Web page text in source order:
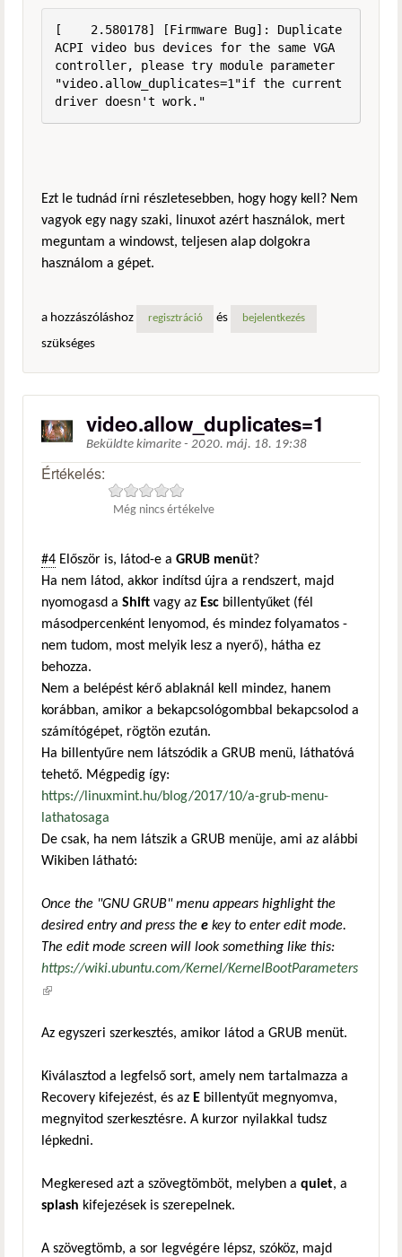
[    2.580178] [Firmware Bug]: Duplicate
ACPI video bus devices for the same VGA
controller, please try module parameter
"video.allow_duplicates=1"if the current
driver doesn't work."
Ezt le tudnád írni részletesebben, hogy hogy kell? Nem
vagyok egy nagy szaki, linuxot azért használok, mert
meguntam a windowst, teljesen alap dolgokra
használom a gépet.
a hozzászóláshoz regisztráció és bejelentkezés
szükséges
video.allow_duplicates=1
Beküldte kimarite - 2020. máj. 18. 19:38
Értékelés:
Még nincs értékelve
#4 Először is, látod-e a GRUB menüt?
Ha nem látod, akkor indítsd újra a rendszert, majd
nyomogasd a Shift vagy az Esc billentyűket (fél
másodpercenként lenyomod, és mindez folyamatos -
nem tudom, most melyik lesz a nyerő), hátha ez
behozza.
Nem a belépést kérő ablaknál kell mindez, hanem
korábban, amikor a bekapcsológombbal bekapcsolod a
számítógépet, rögtön ezután.
Ha billentyűre nem látszódik a GRUB menü, láthatóvá
tehető. Mégpedig így:
https://linuxmint.hu/blog/2017/10/a-grub-menu-
lathatosaga
De csak, ha nem látszik a GRUB menüje, ami az alábbi
Wikiben látható:
Once the "GNU GRUB" menu appears highlight the
desired entry and press the e key to enter edit mode.
The edit mode screen will look something like this:
https://wiki.ubuntu.com/Kernel/KernelBootParameters
(külső hivatkozás)
Az egyszeri szerkesztés, amikor látod a GRUB menüt.
Kiválasztod a legfelső sort, amely nem tartalmazza a
Recovery kifejezést, és az E billentyűt megnyomva,
megnyitod szerkesztésre. A kurzor nyilakkal tudsz
lépkedni.
Megkeresed azt a szövegtömböt, melyben a quiet, a
splash kifejezések is szerepelnek.
A szövegtömb, a sor legvégére lépsz, szóköz, majd